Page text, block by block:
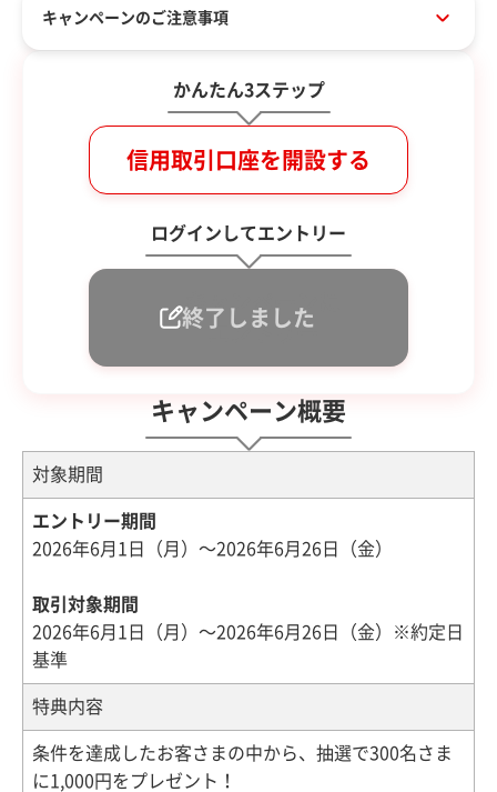
キャンペーンのご注意事項
かんたん3ステップ
信用取引口座を開設する
ログインしてエントリー
キャンペーンに
エントリー
キャンペーン概要
対象期間
エントリー期間
2026年6月1日（月）～2026年6月26日（金）
取引対象期間
2026年6月1日（月）～2026年6月26日（金）※約定日
基準
特典内容
条件を達成したお客さまの中から、抽選で300名さま
に1,000円をプレゼント！